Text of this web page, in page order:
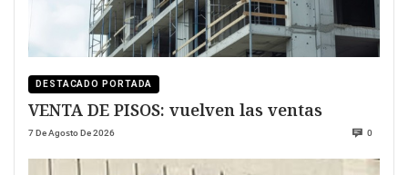
DESTACADO PORTADA
VENTA DE PISOS: vuelven las ventas
7 De Agosto De 2026 0